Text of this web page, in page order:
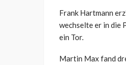
Frank Hartmann
wechselte er in die
ein Tor.
Martin Max fand